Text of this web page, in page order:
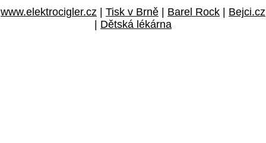
www.elektrocigler.cz Tisk v Brně Barel Rock
Bejci.cz
Dětská lékárna